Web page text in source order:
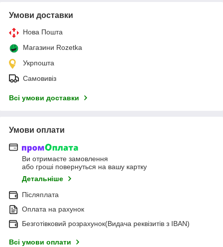
Умови доставки
Нова Пошта
Магазини Rozetka
Укрпошта
Самовивіз
Всі умови доставки
Умови оплати
Ви отримаєте замовлення
або гроші повернуться на вашу картку
Детальніше
Післяплата
Оплата на рахунок
Безготівковий розрахунок(Видача реквізитів з IBAN)
Всі умови оплати